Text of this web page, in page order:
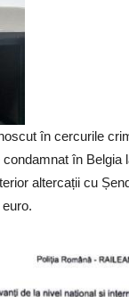
în cercurile
în
altercații cu